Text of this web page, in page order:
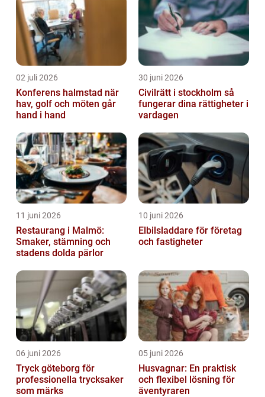
02 juli 2026
Konferens halmstad när
hav, golf och möten går
hand i hand
30 juni 2026
Civilrätt i stockholm så
fungerar dina rättigheter i
vardagen
11 juni 2026
Restaurang i Malmö:
Smaker, stämning och
stadens dolda pärlor
10 juni 2026
Elbilsladdare för företag
och fastigheter
06 juni 2026
Tryck göteborg för
professionella trycksaker
som märks
05 juni 2026
Husvagnar: En praktisk
och flexibel lösning för
äventyraren